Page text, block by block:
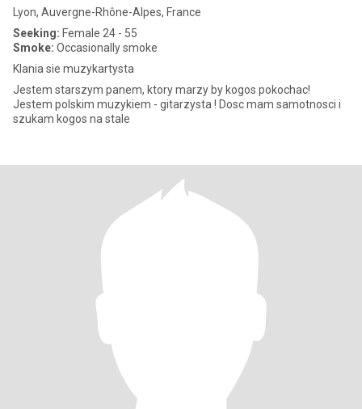
Lyon, Auvergne-Rhône-Alpes, France
Seeking: Female 24 - 55
Smoke: Occasionally smoke
Klania sie muzykartysta
Jestem starszym panem, ktory marzy by kogos pokochac!
Jestem polskim muzykiem - gitarzysta ! Dosc mam samotnosci i
szukam kogos na stale